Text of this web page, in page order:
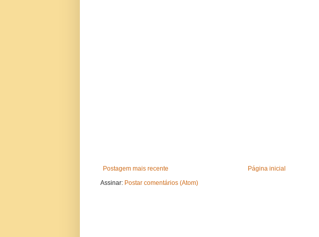
Postagem mais recente
Página inicial
Assinar: Postar comentários (Atom)